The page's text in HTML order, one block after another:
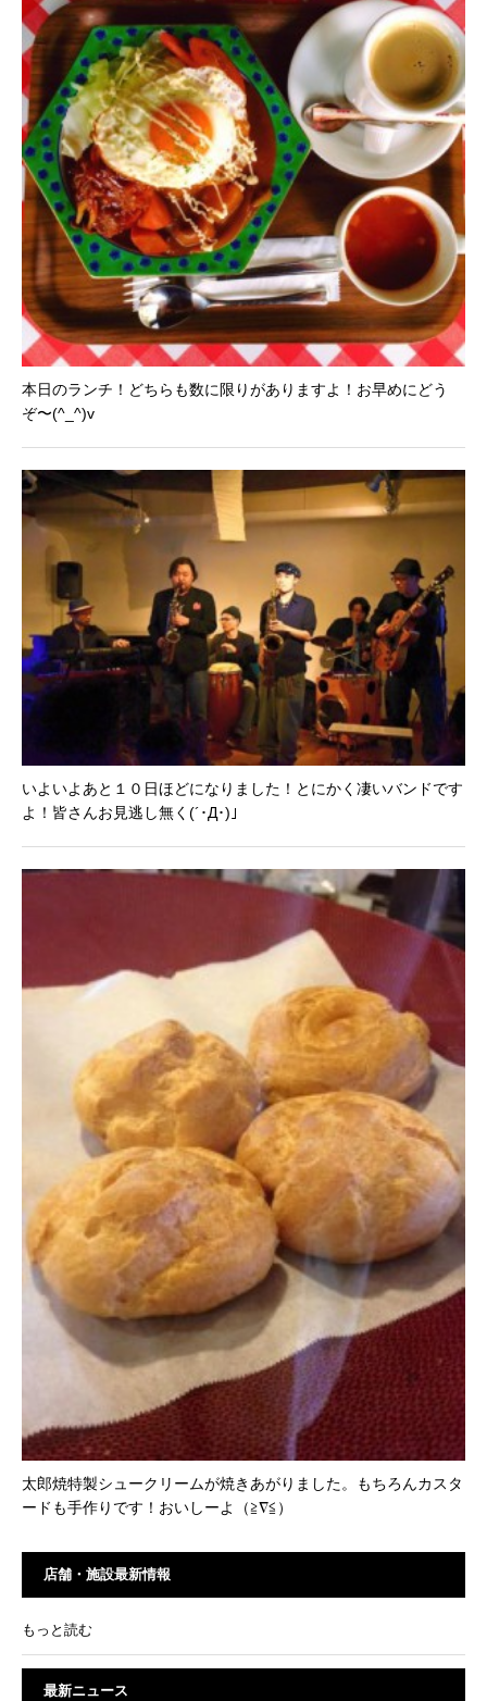
本日のランチ！どちらも数に限りがありますよ！お早めにどう
ぞ〜(^_^)v
いよいよあと１０日ほどになりました！とにかく凄いバンドです
よ！皆さんお見逃し無く(´･Д･)」
太郎焼特製シュークリームが焼きあがりました。もちろんカスタ
ードも手作りです！おいしーよ（≧∇≦）
店舗・施設最新情報
もっと読む
最新ニュース